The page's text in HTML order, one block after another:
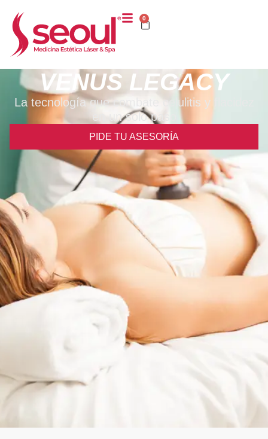
0
VENUS LEGACY
La tecnología que combate celulitis y flacidez
en un solo paso
PIDE TU ASESORÍA